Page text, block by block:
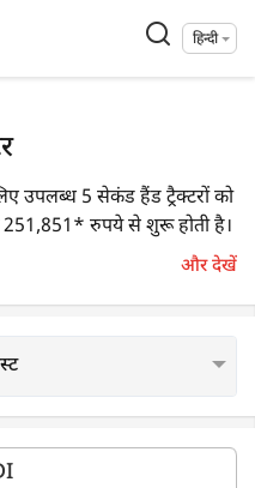
हिन्दी
उपलब्ध 5 सेकंड हैंड ट्रैक्टरों को
251,851* रुपये से शुरू होती है।
आदि जैसे टॉप ब्रांडों के पुरानेऔर देखें